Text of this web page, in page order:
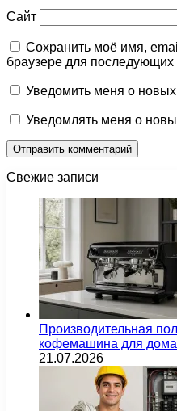
Сайт
Сохранить моё имя,
браузере для
Уведомить меня о
Уведомлять меня о
Свежие записи
Производительная
кофемашина для дома
21.07.2026